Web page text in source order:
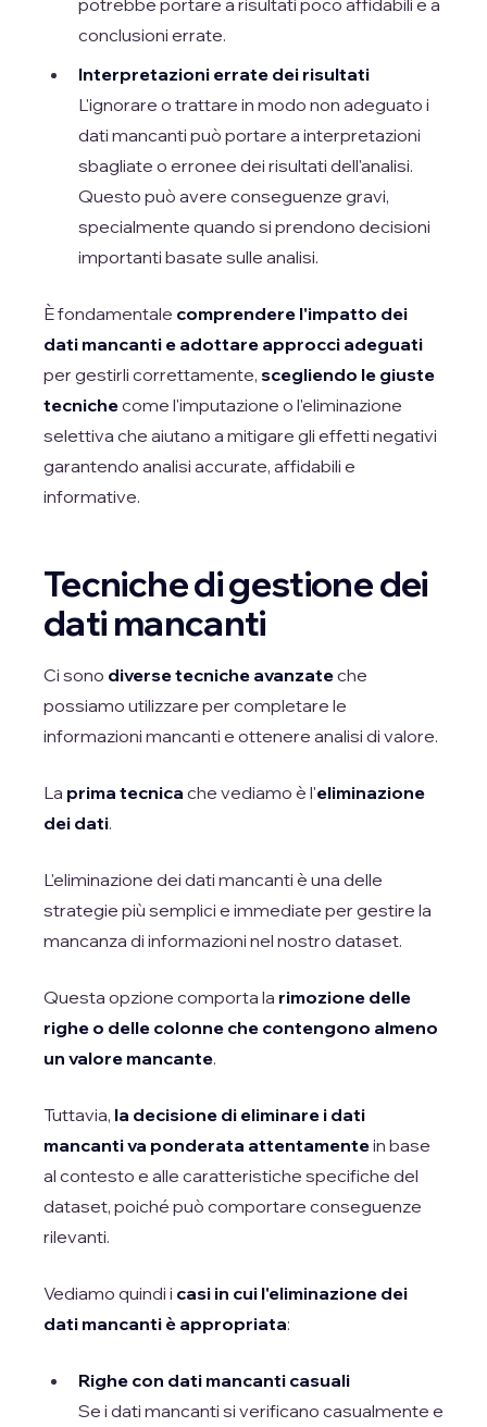
conclusioni errate.
Interpretazioni errate dei risultati
L'ignorare o trattare in modo non adeguato i
dati mancanti può portare a interpretazioni
sbagliate o erronee dei risultati dell'analisi.
Questo può avere conseguenze gravi,
specialmente quando si prendono decisioni
importanti basate sulle analisi.
È fondamentale comprendere l'impatto dei
dati mancanti e adottare approcci adeguati
per gestirli correttamente, scegliendo le giuste
tecnichecome l'imputazione o l'eliminazione
selettiva che aiutano a mitigare gli effetti negativi
garantendo analisi accurate, affidabili e
informative.
Tecniche di gestione dei
dati mancanti
Ci sono diverse tecniche avanzateche
possiamo utilizzare per completare le
informazioni mancanti e ottenere analisi di valore.
La prima tecnica che vediamo è l'eliminazione
dei dati.
L'eliminazione dei dati mancanti è una delle
strategie più semplici e immediate per gestire la
mancanza di informazioni nel nostro dataset.
Questa opzione comporta la rimozione delle
righe o delle colonne che contengono almeno
un valore mancante.
Tuttavia, la decisione di eliminare i dati
mancanti va ponderata attentamentein base
al contesto e alle caratteristiche specifiche del
dataset, poiché può comportare conseguenze
rilevanti.
Vediamo quindi i casi in cui l'eliminazione dei
dati mancanti è appropriata:
Righe con dati mancanti casuali
Se i dati mancanti si verificano casualmente e